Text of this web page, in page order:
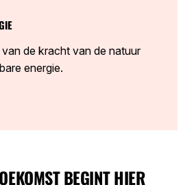
de kracht van de natuur
energie.
BEGINT HIER